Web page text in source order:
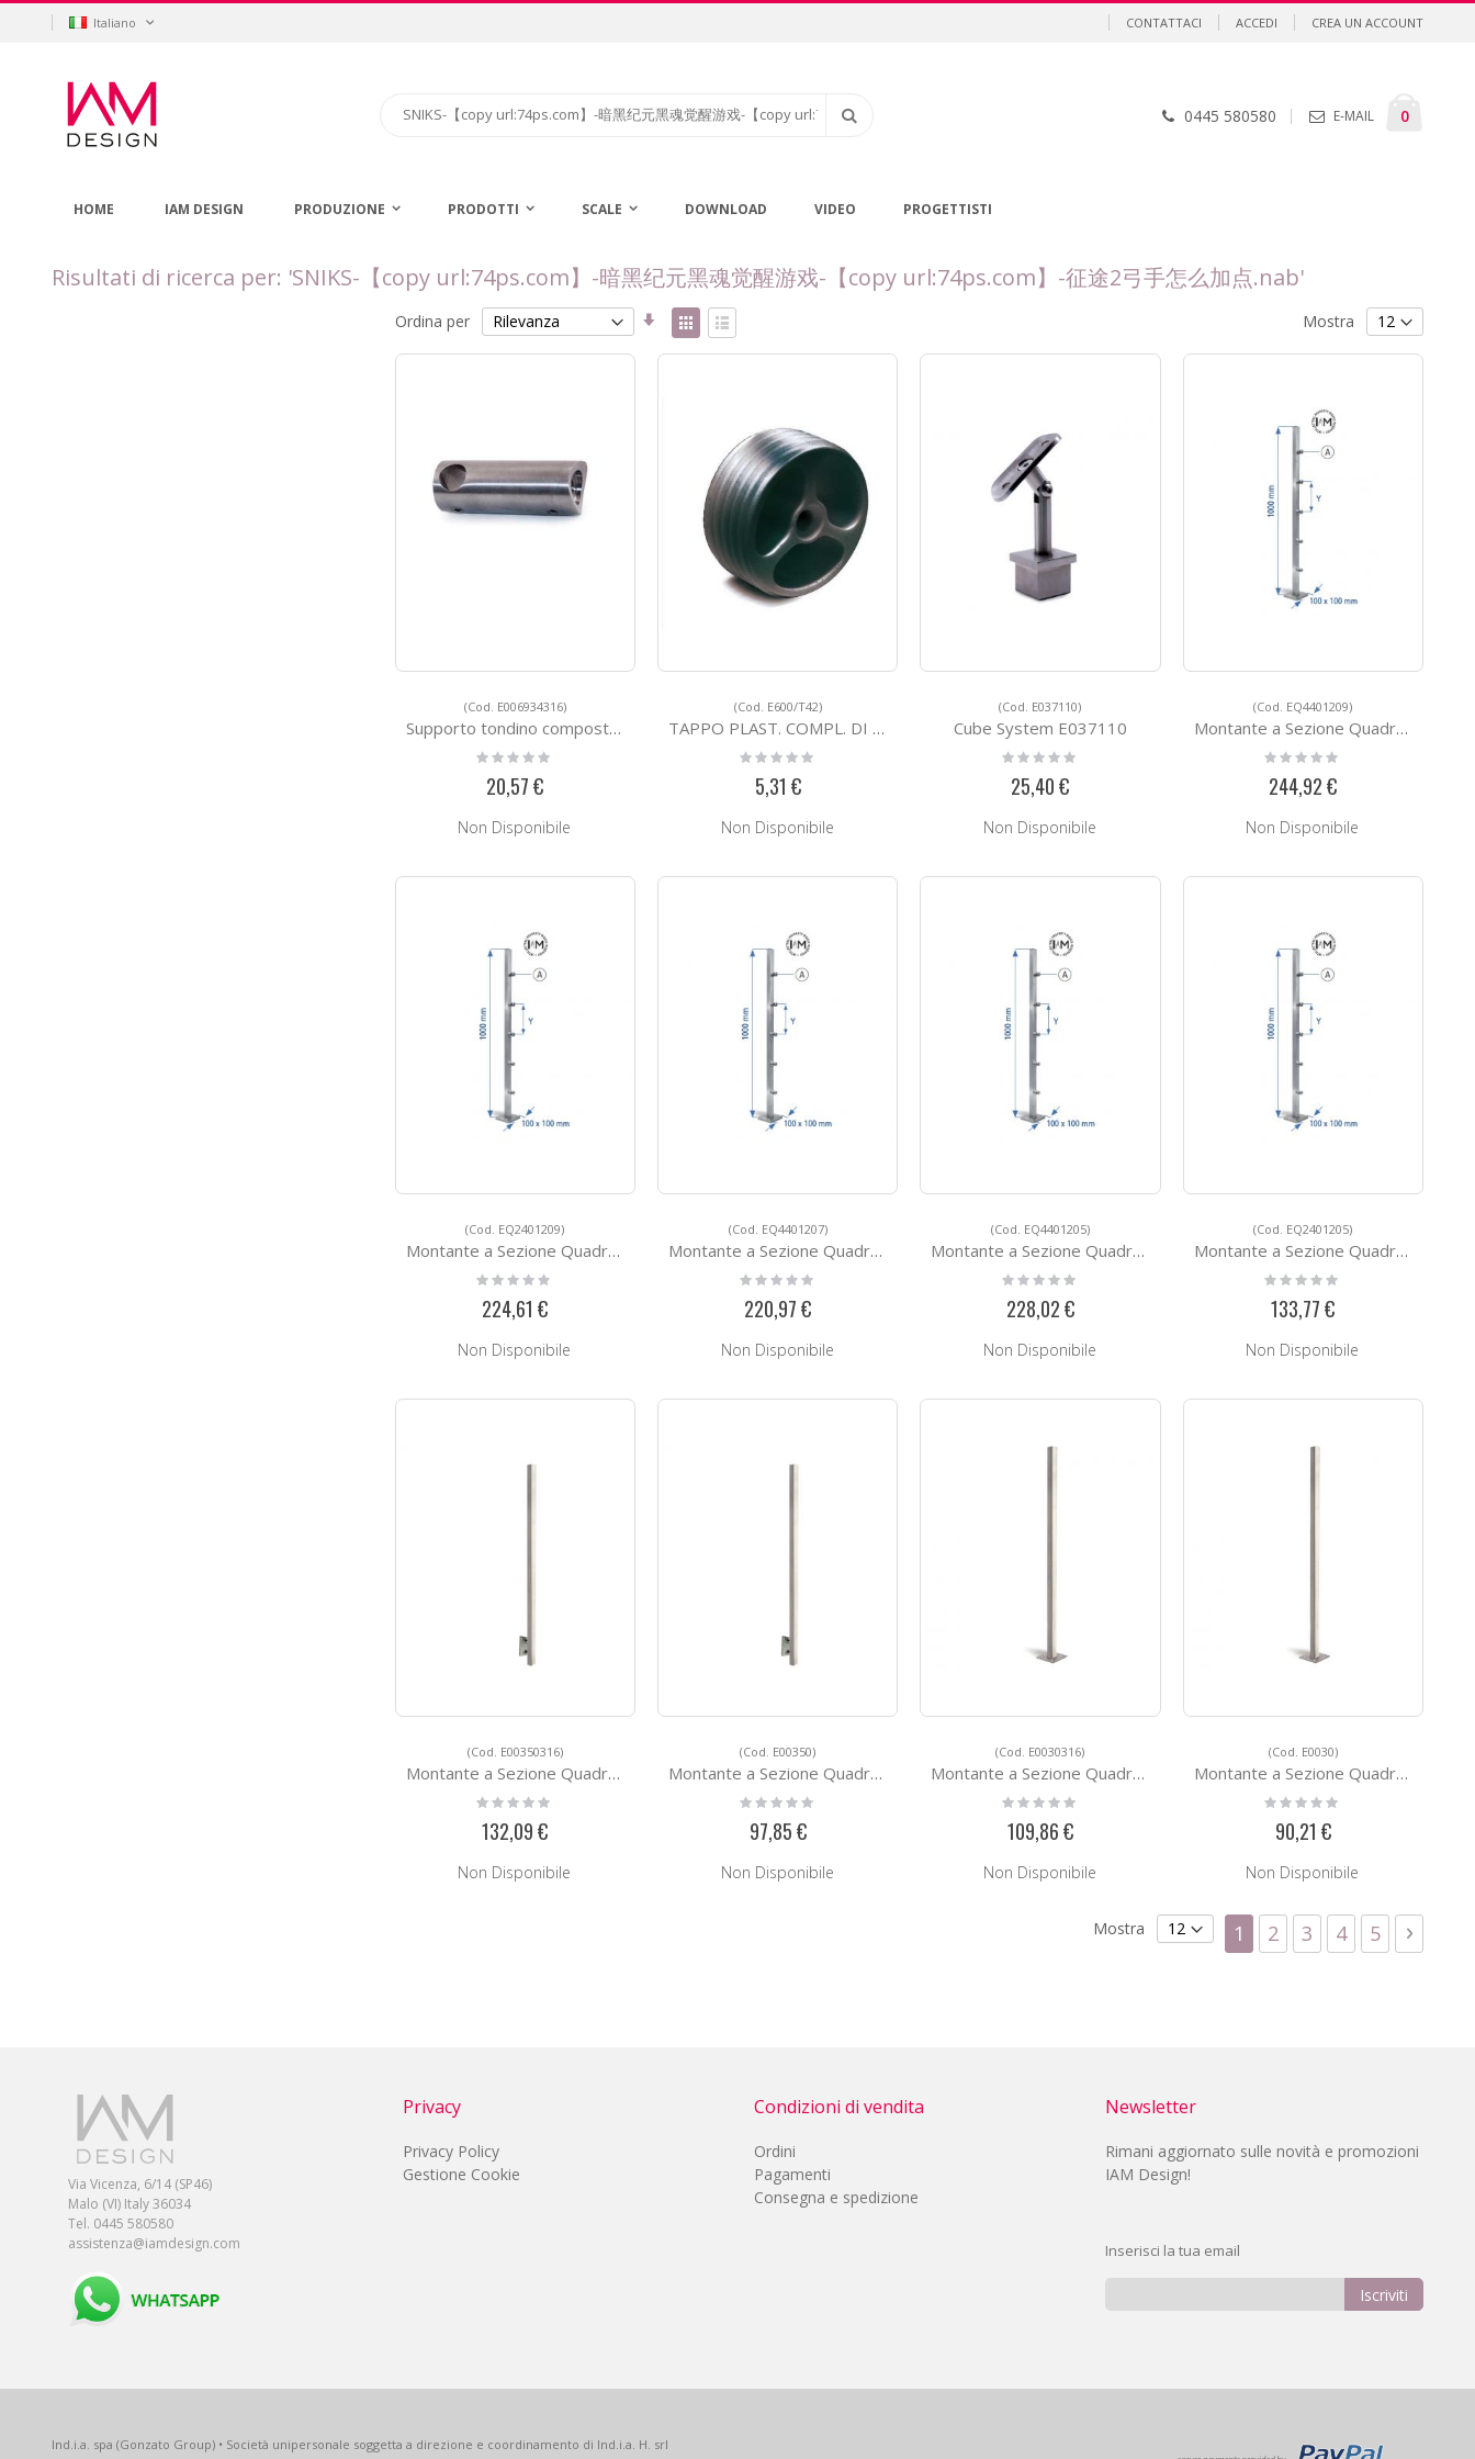
Salta
LinguaItaliano CONTATTACI ACCEDI CREA UN ACCOUNT
0elementi
0445 580580 E-MAIL
HOME IAM DESIGN PRODUZIONE PRODOTTI SCALE DOWNLOAD VIDEO PROGETTISTI
Risultati di ricerca per: 'SNIKS-【copy url:74ps.com】-暗黑纪元黑魂觉醒游戏-【copy url:74ps.com】-征途2弓手怎么加点.nab'
Ordina per
Imposta
direzione
Mostra
come
GrigliaLista
Mostra
(Cod. E006934316)
Supporto tondino composto in 2 pezzi
Rating:
0%
20,57 €
Non Disponibile
(Cod. E600/T42)
TAPPO PLAST. COMPL. DI VITE X TUBO D.42,4
Rating:
0%
5,31 €
Non Disponibile
(Cod. E037110)
Cube System E037110
Rating:
0%
25,40 €
Non Disponibile
(Cod. EQ4401209)
Montante a Sezione Quadra EQ4401209
Rating:
0%
244,92 €
Non Disponibile
(Cod. EQ2401209)
Montante a Sezione Quadra EQ2401209
Rating:
0%
224,61 €
Non Disponibile
(Cod. EQ4401207)
Montante a Sezione Quadra EQ4401207
Rating:
0%
220,97 €
Non Disponibile
(Cod. EQ4401205)
Montante a Sezione Quadra EQ4401205
Rating:
0%
228,02 €
Non Disponibile
(Cod. EQ2401205)
Montante a Sezione Quadra EQ2401205
Rating:
0%
133,77 €
Non Disponibile
(Cod. E00350316)
Montante a Sezione Quadra E00350316
Rating:
0%
132,09 €
Non Disponibile
(Cod. E00350)
Montante a Sezione Quadra E00350
Rating:
0%
97,85 €
Non Disponibile
(Cod. E0030316)
Montante a Sezione Quadra E0030316
Rating:
0%
109,86 €
Non Disponibile
(Cod. E0030)
Montante a Sezione Quadra E0030
Rating:
0%
90,21 €
Non Disponibile
Pagina
Attualmente stai
1 Pagina
2 Pagina
3 Pagina
4 Pagina
5 Pagina
Mostra
Via Vicenza, 6/14 (SP46)
Malo (VI) Italy 36034
Tel. 0445 580580
assistenza@iamdesign.com
Privacy
Privacy Policy
Gestione Cookie
Condizioni di vendita
Ordini
Pagamenti
Consegna e spedizione
Newsletter
Rimani aggiornato sulle novità e promozioni
IAM Design!
Inserisci la tua email
nostra
Iscriviti
Ind.i.a. spa (Gonzato Group) • Società unipersonale soggetta a direzione e coordinamento di Ind.i.a. H. srl